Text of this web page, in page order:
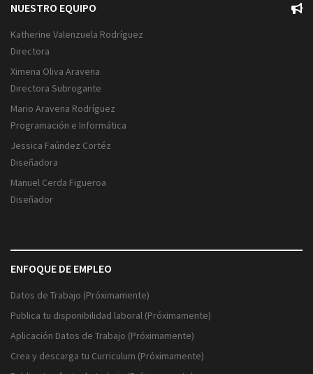
NUESTRO EQUIPO
Katherine Valenzuela Rodríguez
Directora
Ximena Oliva Aravena
Directora Subrogante
Mario Aravena Rodríguez
Programación e Informática
Jessica Faúndez Cortéz
Diseñadora
Manuel Cerda Figueroa
Diseñador
ENFOQUE DE EMPLEO
Datos de Trabajo (Próximamente)
Publica tu disponibilidad laboral (Próximamente)
Aplicación Datos de Trabajo (Próximamente)
Crea y descarga tu Curriculum (Próximamente)